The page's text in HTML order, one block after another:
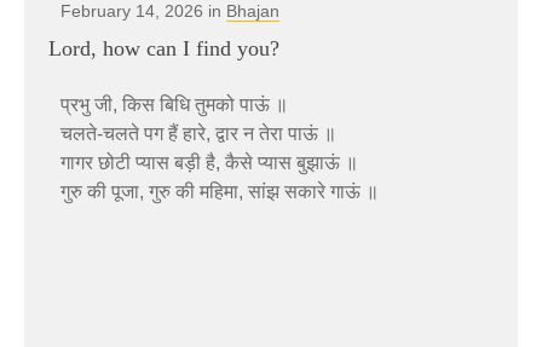
February 14, 2026 in Bhajan
Lord, how can I find you?
प्रभु जी, किस बिधि तुमको पाऊं ॥
चलते-चलते पग हैं हारे, द्वार न तेरा पाऊं ॥
गागर छोटी प्यास बड़ी है, कैसे प्यास बुझाऊं ॥
गुरु की पूजा, गुरु की महिमा, सांझ सकारे गाऊं ॥